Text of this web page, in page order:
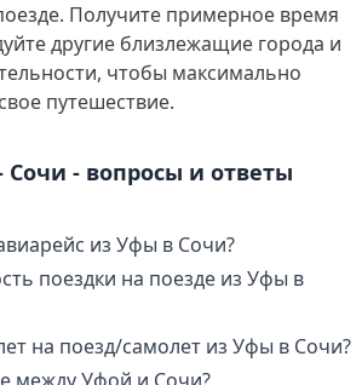
Получите примерное время
другие близлежащие города и
чтобы максимально
путешествие.
- вопросы и ответы
из Уфы в Сочи?
поездки на поезде из Уфы в
на поезд/самолет из Уфы в Сочи?